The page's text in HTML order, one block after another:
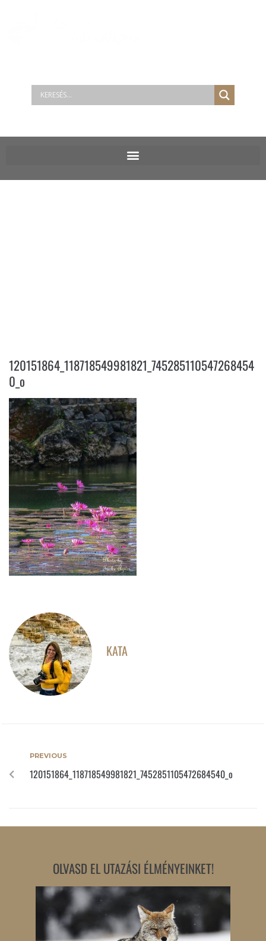
120151864_118718549981821_745285110547268454
0_o
KATA
PREVIOUS
120151864_118718549981821_7452851105472684540_o
OLVASD EL UTAZÁSI ÉLMÉNYEINKET!